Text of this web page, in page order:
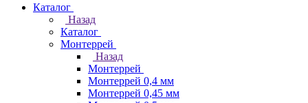
Каталог
Назад
Каталог
Монтеррей
Назад
Монтеррей
Монтеррей 0,4 мм
Монтеррей 0,45 мм